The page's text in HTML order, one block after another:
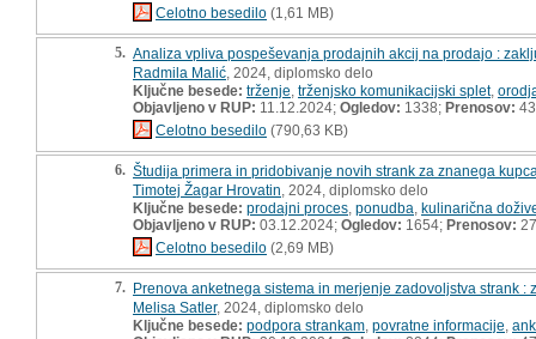
Celotno besedilo (1,61 MB)
5. Analiza vpliva pospeševanja prodajnih akcij na prodajo :
Radmila Malić , 2024, diplomsko delo
Ključne besede: trženje trženjsko komunikacijski splet,
Objavljeno v RUP: 11.12.2024; Ogledov: 1338; Prenosov: 43
Celotno besedilo (790,63 KB)
6. Študija primera in pridobivanje novih strank za znanega
Timotej Žagar Hrovatin , 2024, diplomsko delo
Ključne besede: prodajni proces ponudba kulinarična
Objavljeno v RUP: 03.12.2024; Ogledov: 1654; Prenosov: 27
Celotno besedilo (2,69 MB)
7. Prenova anketnega sistema in merjenje zadovoljstva strank :
Melisa Satler, 2024, diplomsko delo
Ključne besede: podpora strankam povratne informacije